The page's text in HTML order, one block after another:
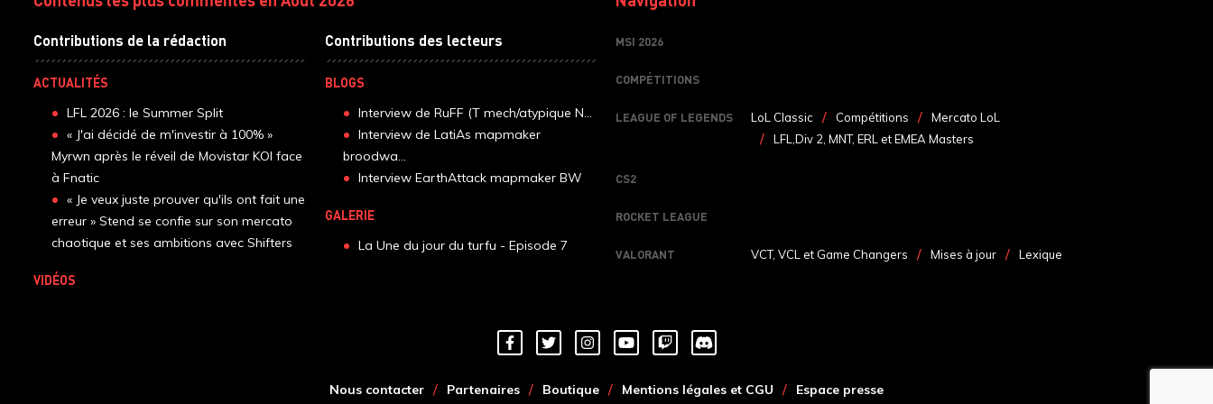
Contributions de la rédaction
ACTUALITÉS
LFL 2026 : le Summer Split
« J'ai décidé de m'investir à 100% »
Myrwn après le réveil de Movistar KOI face
à Fnatic
« Je veux juste prouver qu'ils ont fait une
erreur » Stend se confie sur son mercato
chaotique et ses ambitions avec Shifters
VIDÉOS
Contributions des lecteurs
BLOGS
Interview de RuFF (T mech/atypique N...
Interview de LatiAs mapmaker
broodwa...
Interview EarthAttack mapmaker BW
GALERIE
La Une du jour du turfu - Episode 7
MSI 2026
COMPÉTITIONS
LEAGUE OF LEGENDS LoL Classic Compétitions
Mercato LoL
LFL,Div 2, MNT, ERL et EMEA Masters
CS2
ROCKET LEAGUE
VALORANT VCT, VCL et Game Changers Mises à jour Lexique
Nous contacter Partenaires Boutique Mentions légales et CGU Espace presse